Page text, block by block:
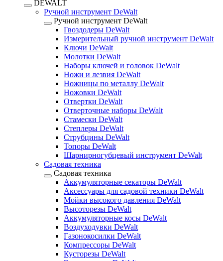
DEWALT
Ручной инструмент DeWalt
Ручной инструмент DeWalt
Гвоздодеры DeWalt
Измерительный ручной инструмент DeWalt
Ключи DeWalt
Молотки DeWalt
Наборы ключей и головок DeWalt
Ножи и лезвия DeWalt
Ножницы по металлу DeWalt
Ножовки DeWalt
Отвертки DeWalt
Отверточные наборы DeWalt
Стамески DeWalt
Степлеры DeWalt
Струбцины DeWalt
Топоры DeWalt
Шарнирногубцевый инструмент DeWalt
Садовая техника
Садовая техника
Аккумуляторные секаторы DeWalt
Аксессуары для садовой техники DeWalt
Мойки высокого давления DeWalt
Высоторезы DeWalt
Аккумуляторные косы DeWalt
Воздуходувки DeWalt
Газонокосилки DeWalt
Компрессоры DeWalt
Кусторезы DeWalt